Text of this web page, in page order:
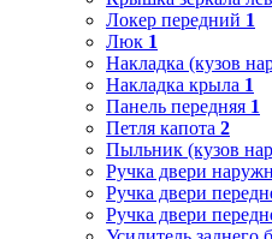
Локер передний 1
Люк 1
Накладка (кузов
Накладка крыла 1
Панель передняя 1
Петля капота 2
Пыльник (кузов
Ручка двери
Ручка двери
Ручка двери